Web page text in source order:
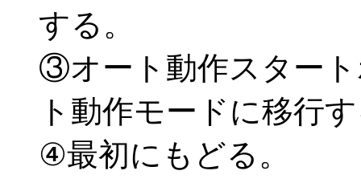
する。
③オート動作スター
ト動作モードに移行
④最初にもどる。